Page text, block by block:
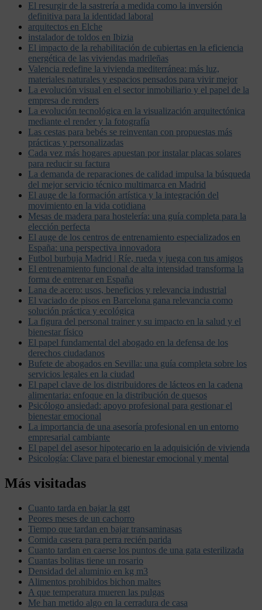
El resurgir de la sastrería a medida como la inversión
definitiva para la identidad laboral
arquitectos en Elche
instalador de toldos en Ibizia
El impacto de la rehabilitación de cubiertas en la eficiencia
energética de las viviendas madrileñas
Valencia redefine la vivienda mediterránea: más luz,
materiales naturales y espacios pensados para vivir mejor
La evolución visual en el sector inmobiliario y el papel de la
empresa de renders
La evolución tecnológica en la visualización arquitectónica
mediante el render y la fotografía
Las cestas para bebés se reinventan con propuestas más
prácticas y personalizadas
Cada vez más hogares apuestan por instalar placas solares
para reducir su factura
La demanda de reparaciones de calidad impulsa la búsqueda
del mejor servicio técnico multimarca en Madrid
El auge de la formación artística y la integración del
movimiento en la vida cotidiana
Mesas de madera para hostelería: una guía completa para la
elección perfecta
El auge de los centros de entrenamiento especializados en
España: una perspectiva innovadora
Futbol burbuja Madrid | Ríe, rueda y juega con tus amigos
El entrenamiento funcional de alta intensidad transforma la
forma de entrenar en España
Lana de acero: usos, beneficios y relevancia industrial
El vaciado de pisos en Barcelona gana relevancia como
solución práctica y ecológica
La figura del personal trainer y su impacto en la salud y el
bienestar físico
El papel fundamental del abogado en la defensa de los
derechos ciudadanos
Bufete de abogados en Sevilla: una guía completa sobre los
servicios legales en la ciudad
El papel clave de los distribuidores de lácteos en la cadena
alimentaria: enfoque en la distribución de quesos
Psicólogo ansiedad: apoyo profesional para gestionar el
bienestar emocional
La importancia de una asesoría profesional en un entorno
empresarial cambiante
El papel del asesor hipotecario en la adquisición de vivienda
Psicología: Clave para el bienestar emocional y mental
Más visitadas
Cuanto tarda en bajar la ggt
Peores meses de un cachorro
Tiempo que tardan en bajar transaminasas
Comida casera para perra recién parida
Cuanto tardan en caerse los puntos de una gata esterilizada
Cuantas bolitas tiene un rosario
Densidad del aluminio en kg m3
Alimentos prohibidos bichon maltes
A que temperatura mueren las pulgas
Me han metido algo en la cerradura de casa